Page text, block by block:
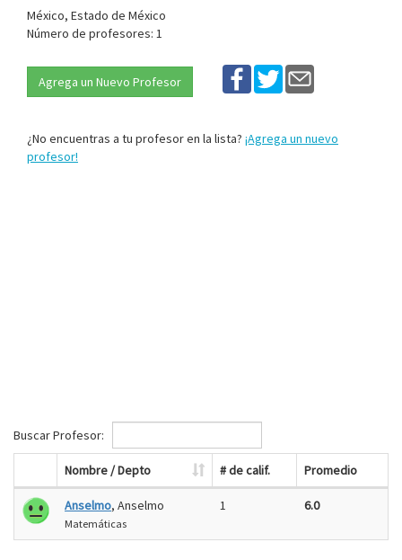
México, Estado de México
Número de profesores: 1
Agrega un Nuevo Profesor
¿No encuentras a tu profesor en la lista? ¡Agrega un nuevo
profesor!
Buscar Profesor:
Nombre / Depto # de calif. Promedio
Anselmo, Anselmo
Matemáticas
1 6.0